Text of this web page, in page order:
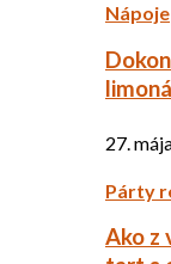
Nápoje
27.
Párty
Ako z